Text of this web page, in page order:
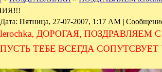
Дата: Пятница, 27-07-2007, 1:17 AM |
lerochka, ДОРОГАЯ,
ПУСТЬ ТЕБЕ ВСЕГДА СОПУТСВУЕТ